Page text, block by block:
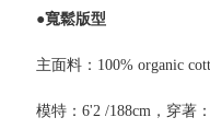
●寬鬆版型
主面料：100% organic
模特：6'2 /188cm，穿著